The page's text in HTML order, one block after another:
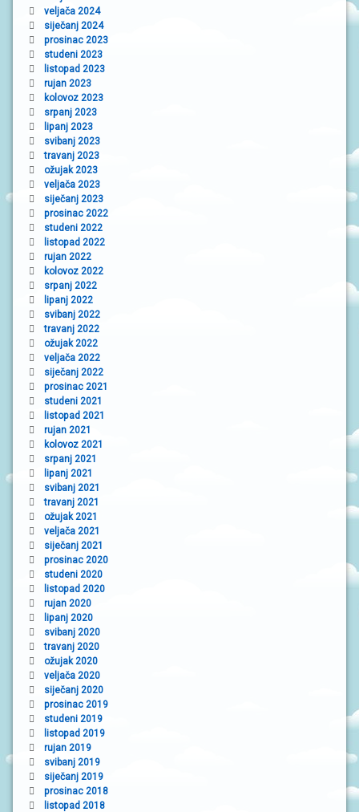
veljača 2024
siječanj 2024
prosinac 2023
studeni 2023
listopad 2023
rujan 2023
kolovoz 2023
srpanj 2023
lipanj 2023
svibanj 2023
travanj 2023
ožujak 2023
veljača 2023
siječanj 2023
prosinac 2022
studeni 2022
listopad 2022
rujan 2022
kolovoz 2022
srpanj 2022
lipanj 2022
svibanj 2022
travanj 2022
ožujak 2022
veljača 2022
siječanj 2022
prosinac 2021
studeni 2021
listopad 2021
rujan 2021
kolovoz 2021
srpanj 2021
lipanj 2021
svibanj 2021
travanj 2021
ožujak 2021
veljača 2021
siječanj 2021
prosinac 2020
studeni 2020
listopad 2020
rujan 2020
lipanj 2020
svibanj 2020
travanj 2020
ožujak 2020
veljača 2020
siječanj 2020
prosinac 2019
studeni 2019
listopad 2019
rujan 2019
svibanj 2019
siječanj 2019
prosinac 2018
listopad 2018